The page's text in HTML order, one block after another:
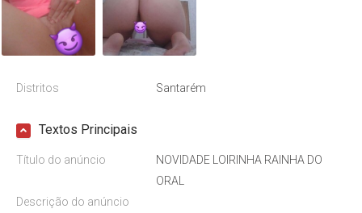
Distritos Santarém
Textos Principais
Título do anúncio
NOVIDADE LOIRINHA RAINHA DO
ORAL
Descrição do anúncio